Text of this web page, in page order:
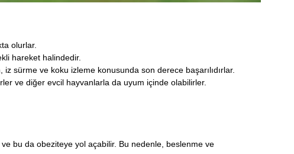
olurlar.
hareket halindedir.
sürme ve koku izleme konusunda son derece başarılıdırlar.
ve diğer evcil hayvanlarla da uyum içinde olabilirler.
bu da obeziteye yol açabilir. Bu nedenle, beslenme ve